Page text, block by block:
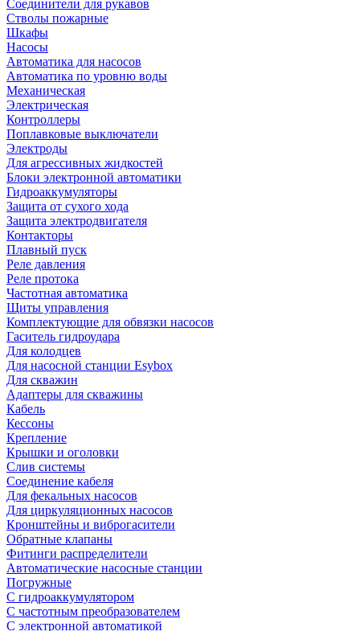
Соединители для рукавов
Стволы пожарные
Шкафы
Насосы
Автоматика для насосов
Автоматика по уровню воды
Механическая
Электрическая
Контроллеры
Поплавковые выключатели
Электроды
Для агрессивных жидкостей
Блоки электронной автоматики
Гидроаккумуляторы
Защита от сухого хода
Защита электродвигателя
Контакторы
Плавный пуск
Реле давления
Реле протока
Частотная автоматика
Щиты управления
Комплектующие для обвязки насосов
Гаситель гидроудара
Для колодцев
Для насосной станции Esybox
Для скважин
Адаптеры для скважины
Кабель
Кессоны
Крепление
Крышки и оголовки
Слив системы
Соединение кабеля
Для фекальных насосов
Для циркуляционных насосов
Кронштейны и виброгасители
Обратные клапаны
Фитинги распределители
Автоматические насосные станции
Погружные
С гидроаккумулятором
С частотным преобразователем
С электронной автоматикой